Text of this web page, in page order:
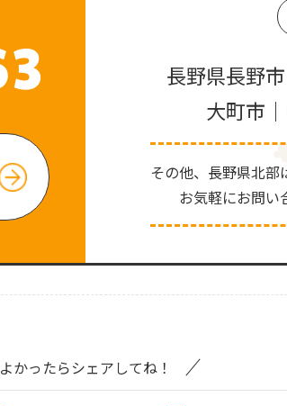
長野県長野
大町市
その他、⻑野県北部
お気軽にお問い
よかったらシェアしてね！